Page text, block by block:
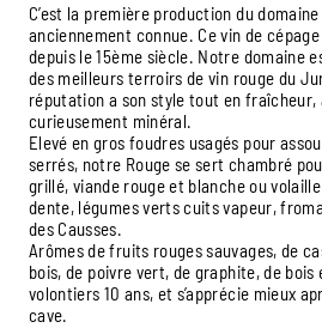
C’est la première production du
anciennement connue. Ce vin de
depuis le 15ème siècle. Notre domaine
des meilleurs terroirs de vin rouge du
réputation a son style tout en
curieusement minéral.
Elevé en gros foudres usagés pour
serrés, notre Rouge se sert chambré
grillé, viande rouge et blanche ou
dente, légumes verts cuits vapeur,
des Causses.
Arômes de fruits rouges sauvages, de
bois, de poivre vert, de graphite, de
volontiers 10 ans, et s’apprécie mieux
cave.